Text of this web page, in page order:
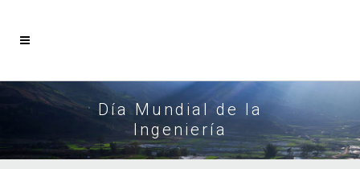
Día Mundial de la
Ingeniería